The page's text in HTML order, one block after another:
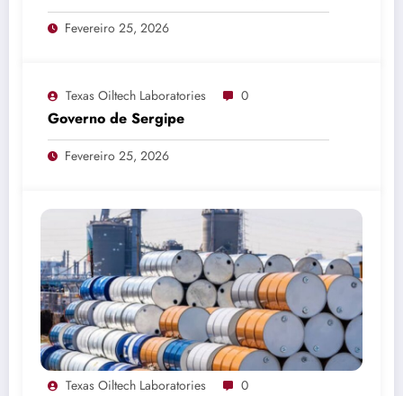
invitation
Fevereiro 25, 2026
Texas Oiltech Laboratories 0
Governo de Sergipe
Fevereiro 25, 2026
Texas Oiltech Laboratories 0